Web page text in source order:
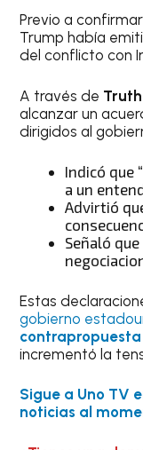
Previo a
Trump había
del conflicto con
A través de
alcanzar un
dirigidos al
Indicó que
a un
Advirtió
Señaló
Estas
gobierno
incrementó la
Sigue a Uno TV
noticias al